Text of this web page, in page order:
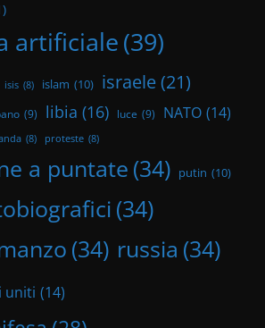
artificiale(39)
isis (8) islam (10) israele(21)
(9) libia (16) luce (9) NATO (14)
(8) proteste (8)
a puntate (34) putin (10)
(34)
(34) russia (34)
uniti (14)